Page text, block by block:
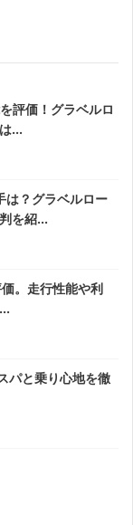
評価！グラベルロ
...
は？グラベルロー
を紹...
。走行性能や利
パと乗り心地を徹